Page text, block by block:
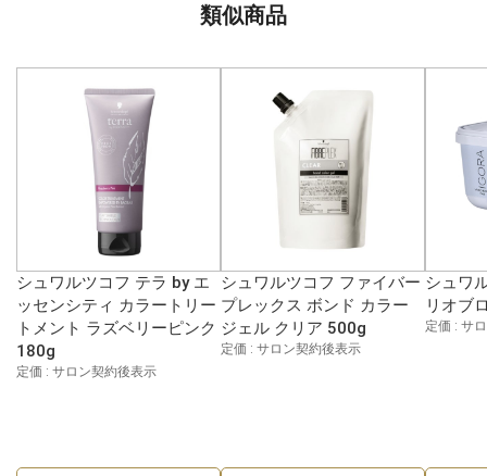
類似商品
シュワルツコフ テラ by エ
ッセンシティ カラートリー
トメント ラズベリーピンク
180g
定価 : サロン契約後表示
シュワルツコフ ファイバー
プレックス ボンド カラー
ジェル クリア 500g
定価 : サロン契約後表示
シュワ
リオブ
定価 : サ